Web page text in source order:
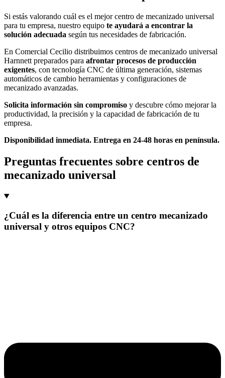
Si estás valorando cuál es el mejor centro de mecanizado universal
para tu empresa, nuestro equipo te ayudará a encontrar la
solución adecuada según tus necesidades de fabricación.
En Comercial Cecilio distribuimos centros de mecanizado universal
Harnnett preparados para afrontar procesos de producción
exigentes, con tecnología CNC de última generación, sistemas
automáticos de cambio herramientas y configuraciones de
mecanizado avanzadas.
Solicita información sin compromiso y descubre cómo mejorar la
productividad, la precisión y la capacidad de fabricación de tu
empresa.
Disponibilidad inmediata. Entrega en 24-48 horas en península.
Preguntas frecuentes sobre centros de
mecanizado universal
¿Cuál es la diferencia entre un centro mecanizado
universal y otros equipos CNC?